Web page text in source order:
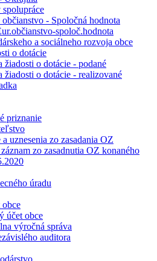
- Spoločná hodnota
spoloč.hodnota
a sociálneho rozvoja obce
o dotácie
žiadosti o dotácie - podané
žiadosti o dotácie - realizované
priznanie
a uznesenia zo zasadania OZ
zo zasadnutia OZ konaného
úradu
obce
účet obce
výročná správa
auditora